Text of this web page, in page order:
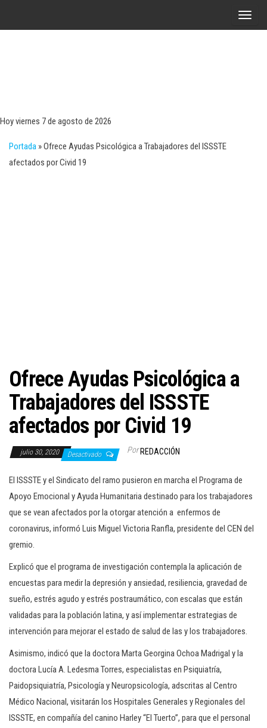
A
Hoy viernes 7 de agosto de 2026
Portada »Ofrece Ayudas Psicológica a Trabajadores del ISSSTE
afectados por Civid 19
Ofrece Ayudas Psicológica a
Trabajadores del ISSSTE
afectados por Civid 19
julio 30, 2020 Desactivado Por REDACCIÓN
El ISSSTE y el Sindicato del ramo pusieron en marcha el Programa de
Apoyo Emocional y Ayuda Humanitaria destinado para los trabajadores
que se vean afectados por la otorgar atención a enfermos de
coronavirus, informó Luis Miguel Victoria Ranfla, presidente del CEN del
gremio.
Explicó que el programa de investigación contempla la aplicación de
encuestas para medir la depresión y ansiedad, resiliencia, gravedad de
sueño, estrés agudo y estrés postraumático, con escalas que están
validadas para la población latina, y así implementar estrategias de
intervención para mejorar el estado de salud de las y los trabajadores.
Asimismo, indicó que la doctora Marta Georgina Ochoa Madrigal y la
doctora Lucía A. Ledesma Torres, especialistas en Psiquiatría,
Paidopsiquiatría, Psicología y Neuropsicología, adscritas al Centro
Médico Nacional, visitarán los Hospitales Generales y Regionales del
ISSSTE, en compañía del canino Harley “El Tuerto”, para que el personal